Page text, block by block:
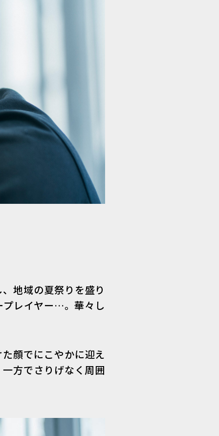
地域の夏祭りを盛り
プレイヤー…。華々し
顔でにこやかに迎え
方でさりげなく周囲